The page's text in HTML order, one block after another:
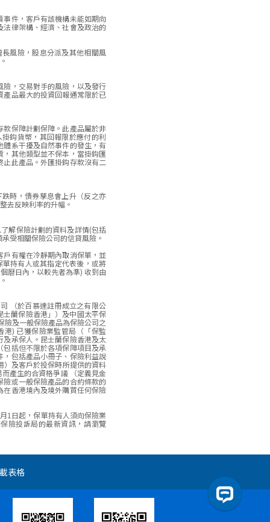
件，客戶有該機構未能如期向
律架構、經濟、社會及政治的
風險，股息分派及其他相關風
，交易對手的風險，以及發行
品最大的投資回報通常限於已
保障計劃保障。此產品屬於非
鈎貨幣，其回報限於應付的利
系干擾及自然事件的發生，有
其他類型並不保本，當掛鈎匯
此產品。外匯掛鈎存款沒有二
時，債券孳息會上升（反之亦
去反映利率的升幅。
解保險計劃的資料及詳情(包括
受相關保險公司的信貸風險。
有權在冷靜期內取消保單，並
持有人或其指定代表後，或將
曆日內，以較先者為準) 收到由
（於百慕達註冊成立之有限公
蘭保險香港」）及中國太平保
險及一般保險產品為保險公司之
港) 已獲保險業監管局（「保監
承保人。昆士蘭保險香港及太
括但不限於各項保障項目及承
包括產品小冊子、保險利益說
及客戶於投保時所提供的資料
產生的合資格爭議 （定義見金
或一般保險產品的合約條款的
香港境內及境外購買任何保險
1日起，保單持有人須向保險業
險投訴局的最新資訊，請瀏覽
表格